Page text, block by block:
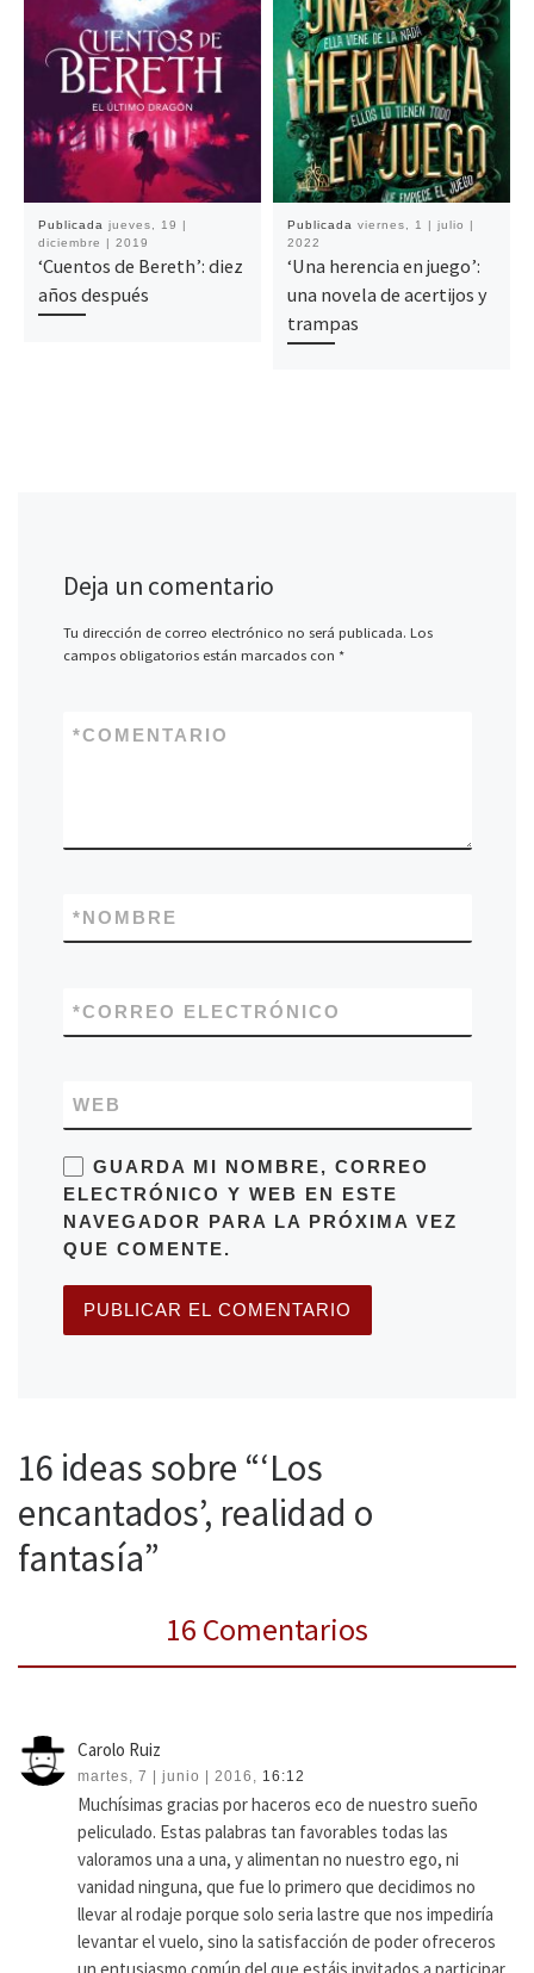
Publicada jueves, 19 |
diciembre | 2019
‘Cuentos de Bereth’: diez
años después
Publicada viernes, 1 | julio |
2022
‘Una herencia en juego’:
una novela de acertijos y
trampas
Deja un comentario
Tu dirección de correo electrónico no será publicada. Los
campos obligatorios están marcados con *
COMENTARIO
*
NOMBRE
*
CORREO ELECTRÓNICO
*
WEB
GUARDA MI NOMBRE, CORREO
ELECTRÓNICO Y WEB EN ESTE
NAVEGADOR PARA LA PRÓXIMA VEZ
QUE COMENTE.
16 ideas sobre “‘Los
encantados’, realidad o
fantasía”
16 Comentarios
Carolo Ruiz
martes, 7 | junio | 2016, 16:12
Muchísimas gracias por haceros eco de nuestro sueño
peliculado. Estas palabras tan favorables todas las
valoramos una a una, y alimentan no nuestro ego, ni
vanidad ninguna, que fue lo primero que decidimos no
llevar al rodaje porque solo seria lastre que nos impediría
levantar el vuelo, sino la satisfacción de poder ofreceros